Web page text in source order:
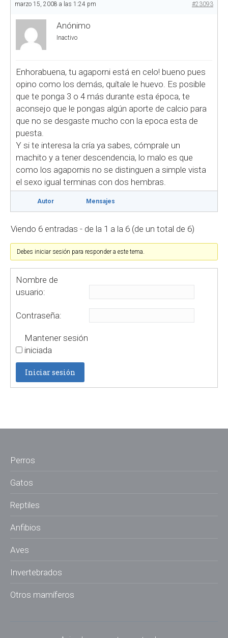
marzo 15, 2008 a las 1:24 pm #23093
Anónimo
Inactivo
Enhorabuena, tu agaporni está en celo! bueno pues
opino como los demás, quítale le huevo. Es posible
que te ponga 3 o 4 más durante esta época, te
aconsejo que le pongas algún aporte de calcio para
que no se desgaste mucho con la epoca esta de
puesta.
Y si te interesa la cría ya sabes, cómprale un
machito y a tener descendencia, lo malo es que
como los agapornis no se distinguen a simple vista
el sexo igual terminas con dos hembras.
Autor Mensajes
Viendo 6 entradas - de la 1 a la 6 (de un total de 6)
Debes iniciar sesión para responder a este tema.
Nombre de
usuario:
Contraseña:
Mantener sesión
iniciada
Iniciar sesión
Perros
Gatos
Reptiles
Anfibios
Aves
Invertebrados
Otros mamíferos